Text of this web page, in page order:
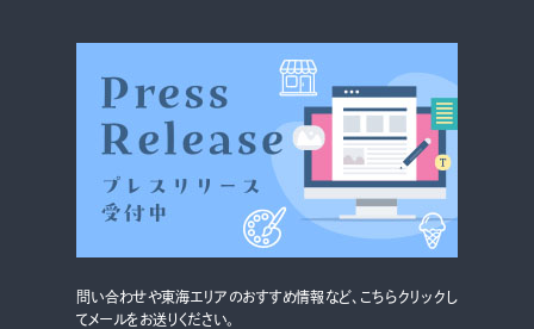
グルメ・まち イベント
お問い合わせ
問い合わせや東海エリアのおすすめ情報など、こちらクリックし
てメールをお送りください。